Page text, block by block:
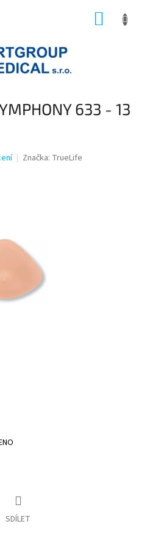
633 - 13
Značka: TrueLife
SDÍLET